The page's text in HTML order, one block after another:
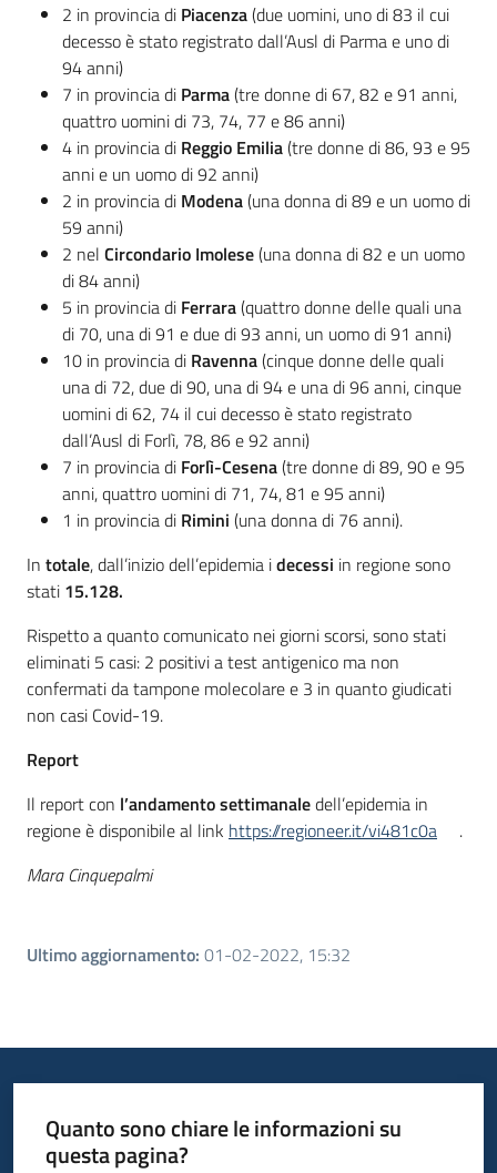
2 in provincia di Piacenza(due uomini, uno di 83 il cui
decesso è stato registrato dall’Ausl di Parma e uno di
94 anni)
7 in provincia di Parma(tre donne di 67, 82 e 91 anni,
quattro uomini di 73, 74, 77 e 86 anni)
4 in provincia di Reggio Emilia(tre donne di 86, 93 e 95
anni e un uomo di 92 anni)
2 in provincia di Modena(una donna di 89 e un uomo di
59 anni)
2 nel Circondario Imolese(una donna di 82 e un uomo
di 84 anni)
5 in provincia di Ferrara(quattro donne delle quali una
di 70, una di 91 e due di 93 anni, un uomo di 91 anni)
10 in provincia di Ravenna(cinque donne delle quali
una di 72, due di 90, una di 94 e una di 96 anni, cinque
uomini di 62, 74 il cui decesso è stato registrato
dall’Ausl di Forlì, 78, 86 e 92 anni)
7 in provincia di Forlì-Cesena(tre donne di 89, 90 e 95
anni, quattro uomini di 71, 74, 81 e 95 anni)
1 in provincia di Rimini (una donna di 76 anni).
In totale, dall’inizio dell’epidemia idecessi in regione sono
stati 15.128.
Rispetto a quanto comunicato nei giorni scorsi, sono stati
eliminati 5 casi: 2 positivi a test antigenico ma non
confermati da tampone molecolare e 3 in quanto giudicati
non casi Covid-19.
Report
Il report con l’andamento settimanaledell’epidemia in
regione è disponibile al link https://regioneer.it/vi481c0a
.
Mara Cinquepalmi
Ultimo aggiornamento: 01-02-2022, 15:32
Quanto sono chiare le informazioni su
questa pagina?